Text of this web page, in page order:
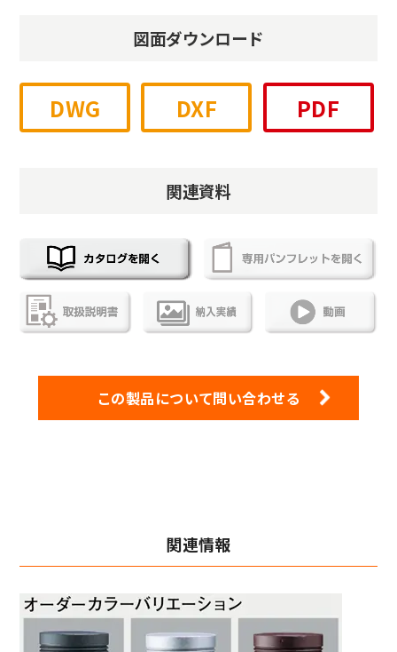
図面ダウンロード
DWG DXF PDF
関連資料
この製品について問い合わせる
関連情報